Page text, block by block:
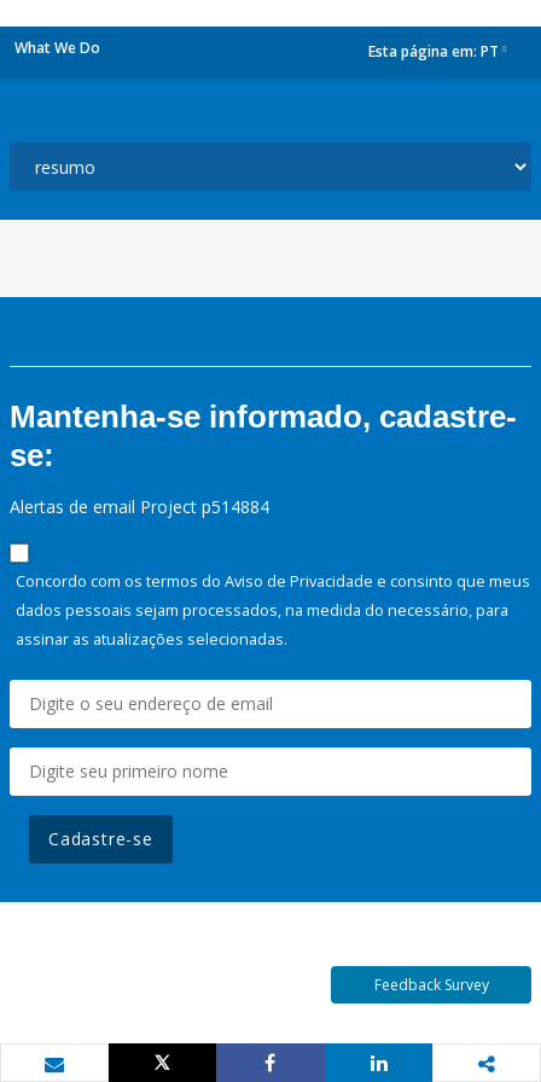
What We Do Esta página em: PT
Mantenha-se informado, cadastre-
se:
Alertas de email Project p514884
Concordo com os termos do Aviso de Privacidade e consinto que meus
dados pessoais sejam processados, na medida do necessário, para
assinar as atualizações selecionadas.
Cadastre-se
Feedback Survey